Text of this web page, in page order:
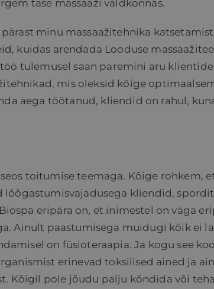
tase massaaži valdkonnas.
minu massaažitehnika
kuidas arendada Looduse
tulemusel saan paremini aru
mis oleksid kõige
aega töötanud, kliendid on rahul,
toitumise teemaga. Kõige rohkem,
lõõgastumisvajadusega kliendid,
eripära on, et inimestel on väga
Ainult paastumisega muidugi kõik ei
on füsioteraapia. Ja kogu see
erinevad toksilised ained ja
Kõigil pole jõudu palju kõndida või